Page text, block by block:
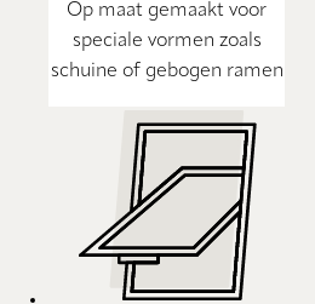
Op maat gemaakt voor
speciale vormen zoals
schuine of gebogen ramen